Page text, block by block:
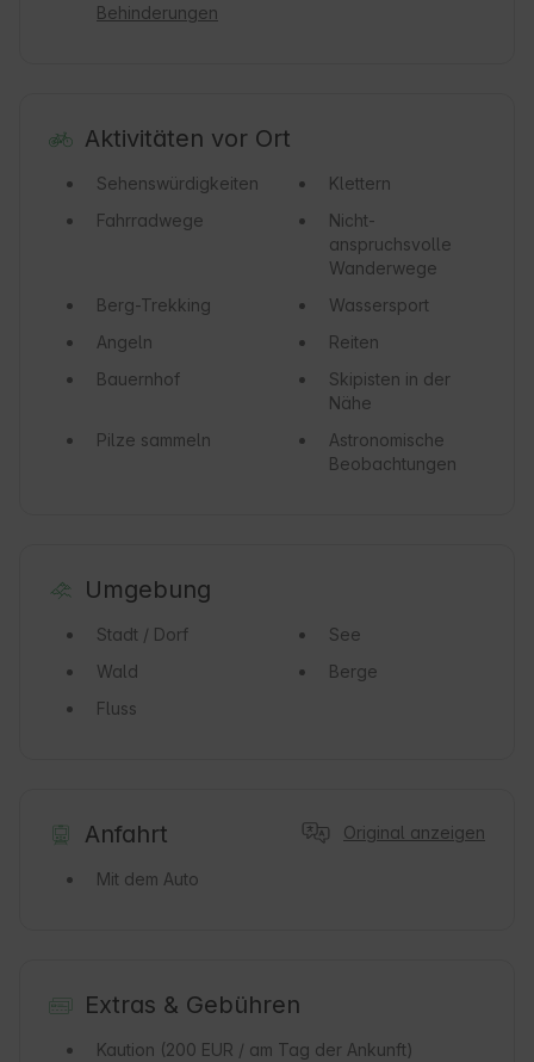
Behinderungen
Aktivitäten vor Ort
Sehenswürdigkeiten
Klettern
Fahrradwege
Nicht-
anspruchsvolle
Wanderwege
Berg-Trekking
Wassersport
Angeln
Reiten
Bauernhof
Skipisten in der
Nähe
Pilze sammeln
Astronomische
Beobachtungen
Umgebung
Stadt / Dorf
See
Wald
Berge
Fluss
Anfahrt Original anzeigen
Mit dem Auto
Extras & Gebühren
Kaution (200 EUR / am Tag der Ankunft)